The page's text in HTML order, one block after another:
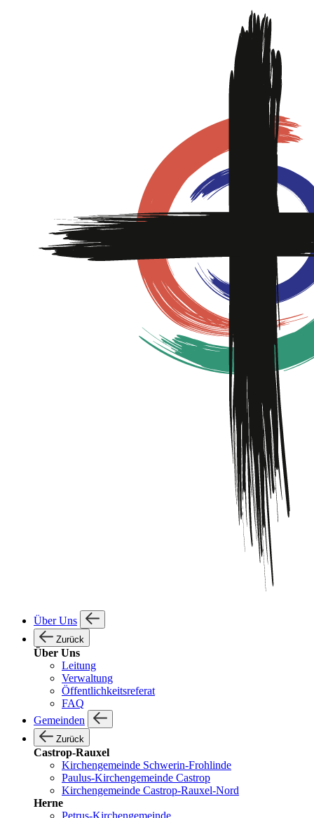
Über Uns
Zurück
Über Uns
Leitung
Verwaltung
Öffentlichkeitsreferat
FAQ
Gemeinden
Zurück
Castrop-Rauxel
Kirchengemeinde Schwerin-Frohlinde
Paulus-Kirchengemeinde Castrop
Kirchengemeinde Castrop-Rauxel-Nord
Herne
Petrus-Kirchengemeinde